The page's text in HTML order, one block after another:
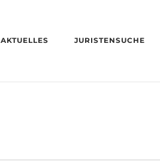
AKTUELLES JURISTENSUCHE